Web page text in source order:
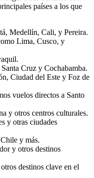
países a los que
Medellín, Cali, y Pereira.
Lima, Cusco, y
Cruz y Cochabamba.
Ciudad del Este y Foz de
vuelos directos a Santo
y otros centros culturales.
y otras ciudades
y más.
y otros destinos
destinos clave en el